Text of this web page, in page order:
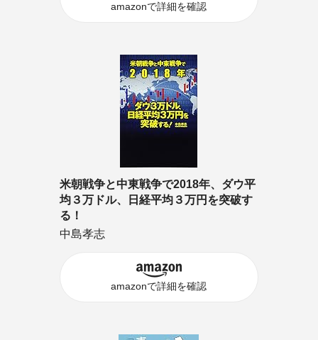
amazonで詳細を確認
米朝戦争と中東戦争で2018年、ダウ平
均３万ドル、日経平均３万円を突破す
る！
中島孝志
amazonで詳細を確認